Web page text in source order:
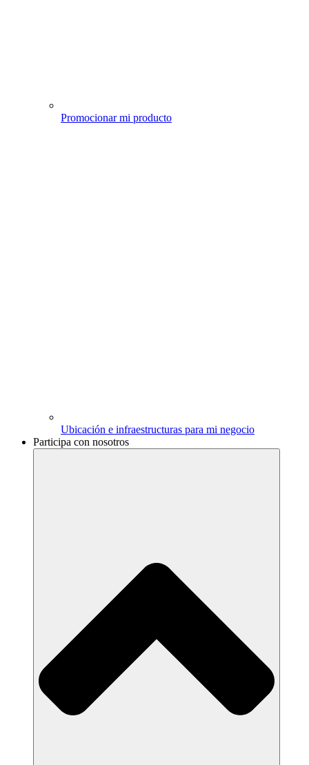
Promocionar mi producto
Ubicación e infraestructuras para mi negocio
Participa con nosotros